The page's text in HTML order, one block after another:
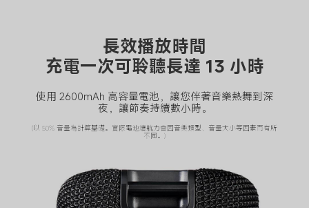
長效播放時間
充電一次可聆聽長達 13 小時
使用 2600mAh 高容量電池，讓您伴著音樂熱舞到深
夜，讓節奏持續數小時。
(以 50% 音量為計算基礎。實際電池續航力會因音樂類型、音量大小等因素而有所
不同。)